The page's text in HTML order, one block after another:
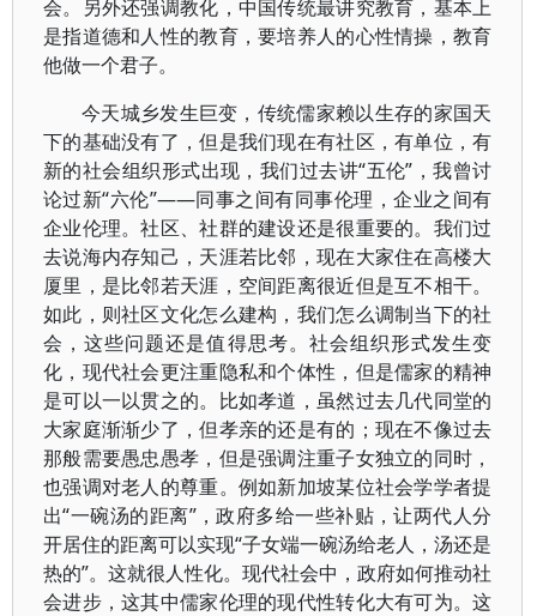
会。另外还强调教化，中国传统最讲究教育，基本上
是指道德和人性的教育，要培养人的心性情操，教育
他做一个君子。
今天城乡发生巨变，传统儒家赖以生存的家国天
下的基础没有了，但是我们现在有社区，有单位，有
新的社会组织形式出现，我们过去讲“五伦”，我曾讨
论过新“六伦”——同事之间有同事伦理，企业之间有
企业伦理。社区、社群的建设还是很重要的。我们过
去说海内存知己，天涯若比邻，现在大家住在高楼大
厦里，是比邻若天涯，空间距离很近但是互不相干。
如此，则社区文化怎么建构，我们怎么调制当下的社
会，这些问题还是值得思考。社会组织形式发生变
化，现代社会更注重隐私和个体性，但是儒家的精神
是可以一以贯之的。比如孝道，虽然过去几代同堂的
大家庭渐渐少了，但孝亲的还是有的；现在不像过去
那般需要愚忠愚孝，但是强调注重子女独立的同时，
也强调对老人的尊重。例如新加坡某位社会学学者提
出“一碗汤的距离”，政府多给一些补贴，让两代人分
开居住的距离可以实现“子女端一碗汤给老人，汤还是
热的”。这就很人性化。现代社会中，政府如何推动社
会进步，这其中儒家伦理的现代性转化大有可为。这